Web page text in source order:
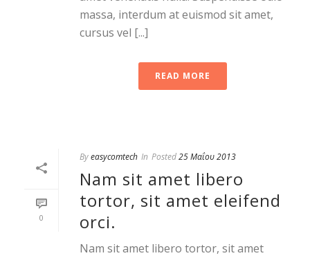
massa, interdum at euismod sit amet,
cursus vel [...]
READ MORE
0
Byeasycomtech In Posted25 Μαΐου 2013
Nam sit amet libero
tortor, sit amet eleifend
orci.
Nam sit amet libero tortor, sit amet